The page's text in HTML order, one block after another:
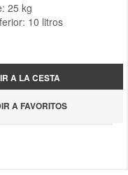
25 kg
10 litros
A LA CESTA
A FAVORITOS